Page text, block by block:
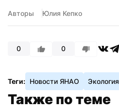
Авторы Юлия Кепко
0 0
Теги: Новости ЯНАО Экология
Также по теме